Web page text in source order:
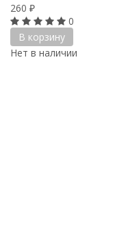
260 ₽
0
В корзину
Нет в наличии